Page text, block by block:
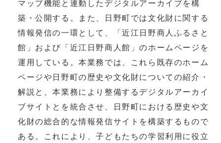
マップ機能と連動したデジタルアーカイブを構
築・公開する。また、日野町では文化財に関する
情報発信の一環として、「近江日野商人ふるさと
館」および「近江日野商人館」のホームページを
運用している。本業務では、これら既存のホーム
ページや日野町の歴史や文化財についての紹介・
解説と、本業務により整備するデジタルアーカイ
ブサイトとを統合させ、日野町における歴史や文
化財の総合的な情報発信サイトを構築するもので
ある。これにより、子どもたちの学習利用に役立